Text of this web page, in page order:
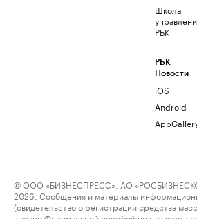
Школа
РБК
РБК
Новости
iOS
Android
© ООО «БИЗНЕСПРЕСС», АО
2026. Сообщения и материалы
(свидетельство о регистрации средства